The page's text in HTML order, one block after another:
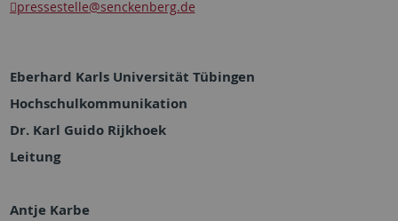
pressestelle@senckenberg.de
Eberhard Karls Universität Tübingen
Hochschulkommunikation
Dr. Karl Guido Rijkhoek
Leitung
Antje Karbe